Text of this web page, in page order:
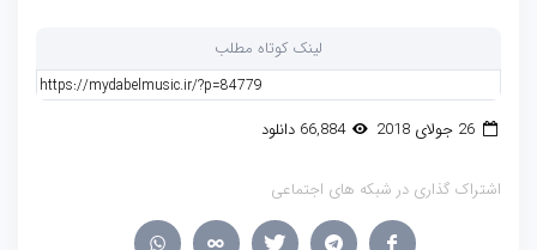
لینک کوتاه مطلب
26 جولای 2018 66,884 دانلود
اشتراک گذاری در شبکه های اجتماعی